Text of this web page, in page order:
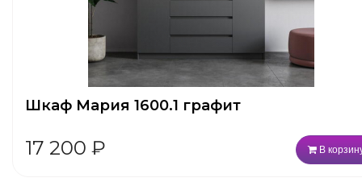
Шкаф Мария 1600.1 графит
17 200 ₽ В